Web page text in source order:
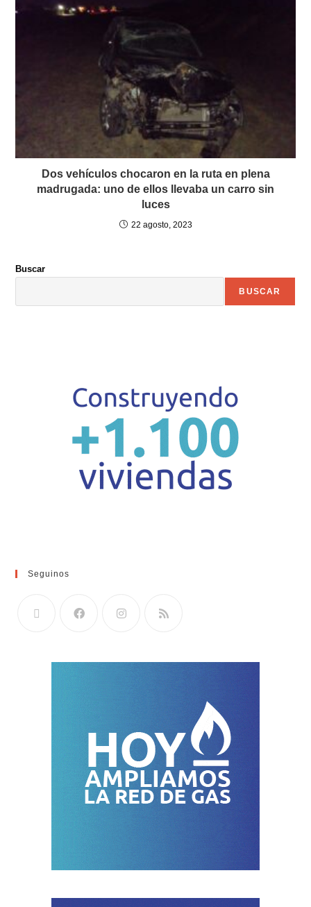
Dos vehículos chocaron en la ruta en plena
madrugada: uno de ellos llevaba un carro sin
luces
22 agosto, 2023
Buscar
BUSCAR
Seguinos